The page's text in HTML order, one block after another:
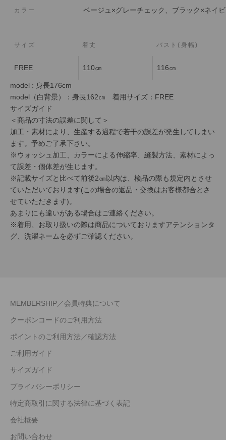
カラー ベージュ×グレーチェック、ブラック×ネイ
サイズ 着丈 バスト(身幅)
FREE 110㎝ 116㎝
model : 身長176cm
model （白背景） ：身長162㎝ 着用サイズ： FREE
サイズガイド
＜商品の寸法の誤差に関して＞
加工・素材により、生産する過程で若干の誤差が発生してしまい
ます。予めご了承下さい。
※ウォッシュ加工、カラーによる伸縮率、縫製方法、素材によっ
て誤差・個体差が生じます。
※記載サイズと比べて前後2㎝以内は、検品の際も規定内とさせ
ていただいております(この場合の返品・交換はお客様都合とさ
せていただきます)。
あまりにも違いがある場合はご連絡ください。
※着用、お取り扱いの際は商品についておりますアテンションタ
グ、洗濯ネームを必ずご確認ください。
MEMBERSHIP／会員特典について
クーポンコードのご利用方法
ポイントのご利用方法／確認方法
ご利用ガイド
サイズガイド
プライバシーポリシー
特定商取引に関する法律に基づく表記
会社概要
お問い合わせ